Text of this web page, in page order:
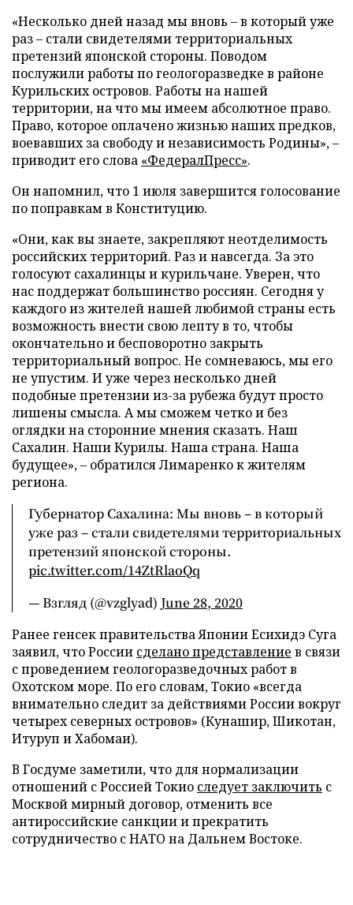
«Несколько дней назад мы вновь – в который уже
раз – стали свидетелями территориальных
претензий японской стороны. Поводом
послужили работы по геологоразведке в районе
Курильских островов. Работы на нашей
территории, на что мы имеем абсолютное право.
Право, которое оплачено жизнью наших предков,
воевавших за свободу и независимость Родины», –
приводит его слова «ФедералПресс».
Он напомнил, что 1 июля завершится голосование
по поправкам в Конституцию.
«Они, как вы знаете, закрепляют неотделимость
российских территорий. Раз и навсегда. За это
голосуют сахалинцы и курильчане. Уверен, что
нас поддержат большинство россиян. Сегодня у
каждого из жителей нашей любимой страны есть
возможность внести свою лепту в то, чтобы
окончательно и бесповоротно закрыть
территориальный вопрос. Не сомневаюсь, мы его
не упустим. И уже через несколько дней
подобные претензии из-за рубежа будут просто
лишены смысла. А мы сможем четко и без
оглядки на сторонние мнения сказать. Наш
Сахалин. Наши Курилы. Наша страна. Наша
будущее», – обратился Лимаренко к жителям
региона.
Губернатор Сахалина: Мы вновь – в который
уже раз – стали свидетелями территориальных
претензий японской стороны.
pic.twitter.com/14ZtRlaoQq
— Взгляд (@vzglyad) June 28, 2020
Ранее генсек правительства Японии Есихидэ Суга
заявил, что России сделано представление в связи
с проведением геологоразведочных работ в
Охотском море. По его словам, Токио «всегда
внимательно следит за действиями России вокруг
четырех северных островов» (Кунашир, Шикотан,
Итуруп и Хабомаи).
В Госдуме заметили, что для нормализации
отношений с Россией Токио следует заключить с
Москвой мирный договор, отменить все
антироссийские санкции и прекратить
сотрудничество с НАТО на Дальнем Востоке.